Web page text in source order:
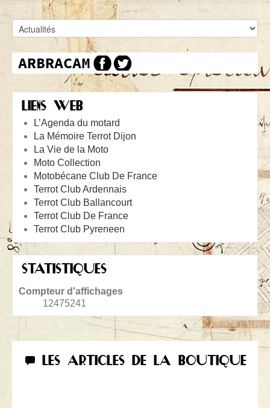
LIENS WEB
L’Agenda du motard
La Mémoire Terrot Dijon
La Vie de la Moto
Moto Collection
Motobécane Club De France
Terrot Club Ardennais
Terrot Club Ballancourt
Terrot Club De France
Terrot Club Pyreneen
STATISTIQUES
Compteur d'affichages
12475241
LES ARTICLES DE LA BOUTIQUE